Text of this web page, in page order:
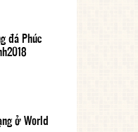
đá Phúc
ở World